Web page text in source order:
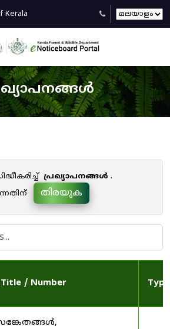
Kerala
പ്രഖ്യാപനങ്ങൾ .
തിരയുക
/ Number Type